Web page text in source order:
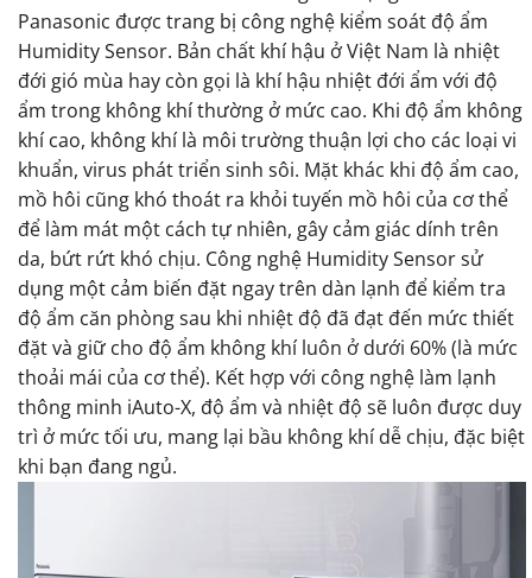
Panasonic được trang bị công nghệ kiểm soát độ ẩm
Humidity Sensor. Bản chất khí hậu ở Việt Nam là nhiệt
đới gió mùa hay còn gọi là khí hậu nhiệt đới ẩm với độ
ẩm trong không khí thường ở mức cao. Khi độ ẩm không
khí cao, không khí là môi trường thuận lợi cho các loại vi
khuẩn, virus phát triển sinh sôi. Mặt khác khi độ ẩm cao,
mồ hôi cũng khó thoát ra khỏi tuyến mồ hôi của cơ thể
để làm mát một cách tự nhiên, gây cảm giác dính trên
da, bứt rứt khó chịu. Công nghệ Humidity Sensor sử
dụng một cảm biến đặt ngay trên dàn lạnh để kiểm tra
độ ẩm căn phòng sau khi nhiệt độ đã đạt đến mức thiết
đặt và giữ cho độ ẩm không khí luôn ở dưới 60% (là mức
thoải mái của cơ thể). Kết hợp với công nghệ làm lạnh
thông minh iAuto-X, độ ẩm và nhiệt độ sẽ luôn được duy
trì ở mức tối ưu, mang lại bầu không khí dễ chịu, đặc biệt
khi bạn đang ngủ.